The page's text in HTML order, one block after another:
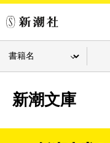
新潮文庫